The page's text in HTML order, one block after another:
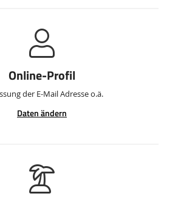
Online-Profil
der E-Mail Adresse o.ä.
Daten ändern